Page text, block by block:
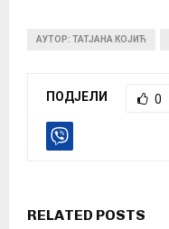
АУТОР: ТАТЈАНА КОЈИЋ
ПОДЈЕЛИ 0
RELATED POSTS